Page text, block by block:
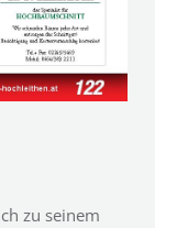
zu seinem